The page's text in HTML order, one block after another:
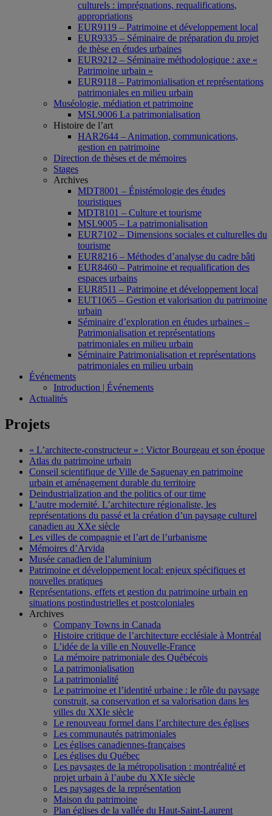
culturels : imprégnations, requalifications,
appropriations
EUR9119 – Patrimoine et développement local
EUR9335 – Séminaire de préparation du projet
de thèse en études urbaines
EUR9212 – Séminaire méthodologique : axe «
Patrimoine urbain »
EUR9118 – Patrimonialisation et représentations
patrimoniales en milieu urbain
Muséologie, médiation et patrimoine
MSL9006 La patrimonialisation
Histoire de l’art
HAR2644 – Animation, communications,
gestion en patrimoine
Direction de thèses et de mémoires
Stages
Archives
MDT8001 – Épistémologie des études
touristiques
MDT8101 – Culture et tourisme
MSL9005 – La patrimonialisation
EUR7102 – Dimensions sociales et culturelles du
tourisme
EUR8216 – Méthodes d’analyse du cadre bâti
EUR8460 – Patrimoine et requalification des
espaces urbains
EUR8511 – Patrimoine et développement local
EUT1065 – Gestion et valorisation du patrimoine
urbain
Séminaire d’exploration en études urbaines –
Patrimonialisation et représentations
patrimoniales en milieu urbain
Séminaire Patrimonialisation et représentations
patrimoniales en milieu urbain
Événements
Introduction | Événements
Actualités
Projets
« L’architecte-constructeur » : Victor Bourgeau et son époque
Atlas du patrimoine urbain
Conseil scientifique de Ville de Saguenay en patrimoine
urbain et aménagement durable du territoire
Deindustrialization and the politics of our time
L’autre modernité. L’architecture régionaliste, les
représentations du passé et la création d’un paysage culturel
canadien au XXe siècle
Les villes de compagnie et l’art de l’urbanisme
Mémoires d’Arvida
Musée canadien de l’aluminium
Patrimoine et développement local: enjeux spécifiques et
nouvelles pratiques
Représentations, effets et gestion du patrimoine urbain en
situations postindustrielles et postcoloniales
Archives
Company Towns in Canada
Histoire critique de l’architecture ecclésiale à Montréal
L’idée de la ville en Nouvelle-France
La mémoire patrimoniale des Québécois
La patrimonialisation
La patrimonialité
Le patrimoine et l’identité urbaine : le rôle du paysage
construit, sa conservation et sa valorisation dans les
villes du XXIe siècle
Le renouveau formel dans l’architecture des églises
Les communautés patrimoniales
Les églises canadiennes-françaises
Les églises du Québec
Les paysages de la métropolisation : montréalité et
projet urbain à l’aube du XXIe siècle
Les paysages de la représentation
Maison du patrimoine
Plan églises de la vallée du Haut-Saint-Laurent